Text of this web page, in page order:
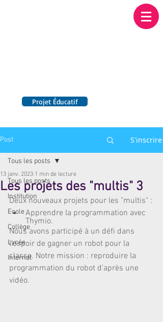
Projet Éducatif
Post S'inscrire
Tous les posts
Institution
Ecole
Collège
Lycée
Internat
Tous les posts
Les projets des "multis" 3
13 janv. 2023 1 min de lecture
Deux nouveaux projets pour les "multis" :
Apprendre la programmation avec
Thymio.
Nous avons participé à un défi dans
l'espoir de gagner un robot pour la
classe. Notre mission : reproduire la
programmation du robot d'après une
vidéo.